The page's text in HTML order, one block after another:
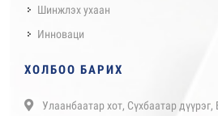
Шинжлэх ухаан
Инноваци
ХОЛБОО БАРИХ
Улаанбаатар хот, Сүхбаатар дүүрэг,